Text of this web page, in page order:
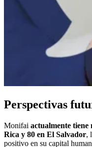
Perspectivas
Monifai actualmente tiene
Rica y 80 en El Salvador,
positivo en su capital